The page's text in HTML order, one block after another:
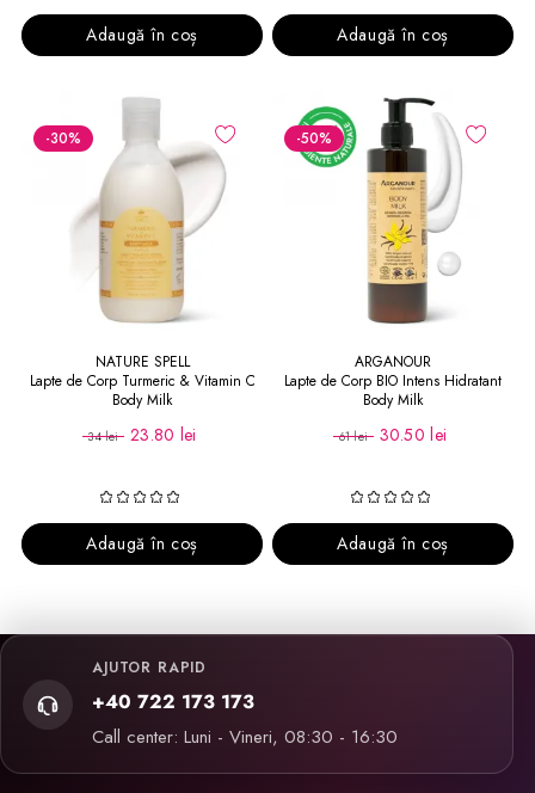
Adaugă în coș
Adaugă în coș
-30%
NATURE SPELL
Lapte de Corp Turmeric & Vitamin C
Body Milk
34 lei 23.80 lei
Adaugă în coș
-50%
ARGANOUR
Lapte de Corp BIO Intens Hidratant
Body Milk
61 lei 30.50 lei
Adaugă în coș
AJUTOR RAPID
+40 722 173 173
Call center: Luni - Vineri, 08:30 - 16:30